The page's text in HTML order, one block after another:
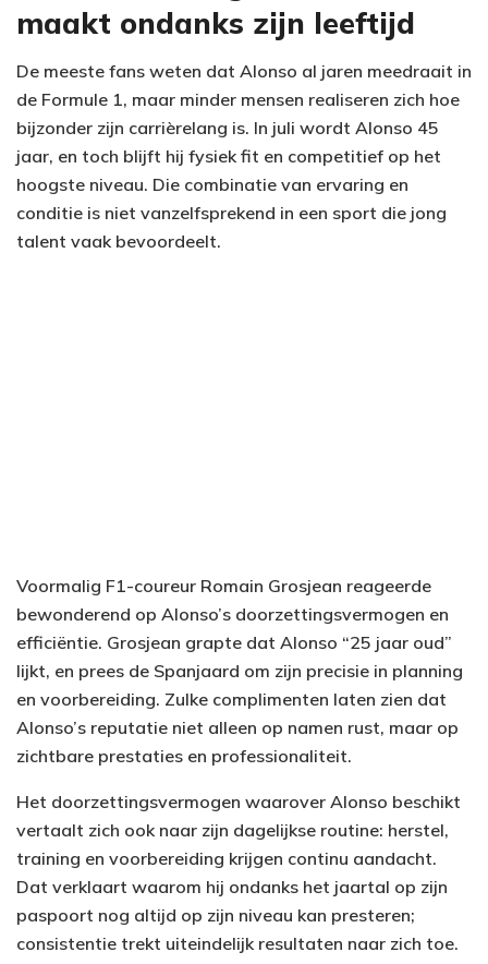
maakt ondanks zijn leeftijd
De meeste fans weten dat Alonso al jaren meedraait in
de Formule 1, maar minder mensen realiseren zich hoe
bijzonder zijn carrièrelang is. In juli wordt Alonso 45
jaar, en toch blijft hij fysiek fit en competitief op het
hoogste niveau. Die combinatie van ervaring en
conditie is niet vanzelfsprekend in een sport die jong
talent vaak bevoordeelt.
Voormalig F1-coureur Romain Grosjean reageerde
bewonderend op Alonso’s doorzettingsvermogen en
efficiëntie. Grosjean grapte dat Alonso “25 jaar oud”
lijkt, en prees de Spanjaard om zijn precisie in planning
en voorbereiding. Zulke complimenten laten zien dat
Alonso’s reputatie niet alleen op namen rust, maar op
zichtbare prestaties en professionaliteit.
Het doorzettingsvermogen waarover Alonso beschikt
vertaalt zich ook naar zijn dagelijkse routine: herstel,
training en voorbereiding krijgen continu aandacht.
Dat verklaart waarom hij ondanks het jaartal op zijn
paspoort nog altijd op zijn niveau kan presteren;
consistentie trekt uiteindelijk resultaten naar zich toe.